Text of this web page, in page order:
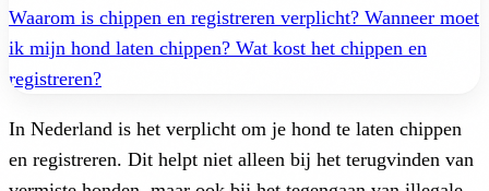
Waarom is chippen en registreren verplicht? Wanneer moet
ik mijn hond laten chippen? Wat kost het chippen en
registreren?
In Nederland is het verplicht om je hond te laten chippen
en registreren. Dit helpt niet alleen bij het terugvinden van